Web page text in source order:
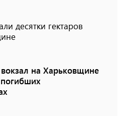
десятки гектаров
вокзал на Харьковщине